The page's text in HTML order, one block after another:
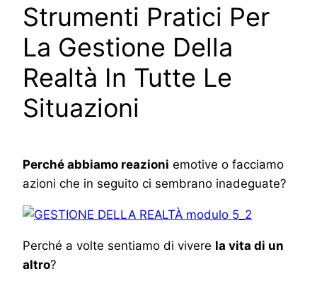
Strumenti Pratici Per
La Gestione Della
Realtà In Tutte Le
Situazioni
Perché abbiamo reazioni emotive o facciamo
azioni che in seguito ci sembrano inadeguate?
Perché a volte sentiamo di vivere la vita di un
altro?